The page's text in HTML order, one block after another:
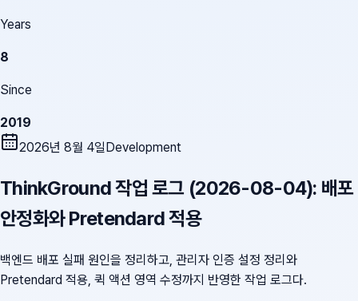
Years
8
Since
2019
2026년 8월 4일Development
ThinkGround 작업 로그 (2026-08-04): 배포
안정화와 Pretendard 적용
백엔드 배포 실패 원인을 정리하고, 관리자 인증 설정 정리와
Pretendard 적용, 퀵 액션 영역 수정까지 반영한 작업 로그다.